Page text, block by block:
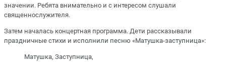
значении. Ребята внимательно и с интересом слушали
священнослужителя.
Затем началась концертная программа. Дети рассказывали
праздничные стихи и исполнили песню «Матушка-заступница»:
Матушка, Заступница,